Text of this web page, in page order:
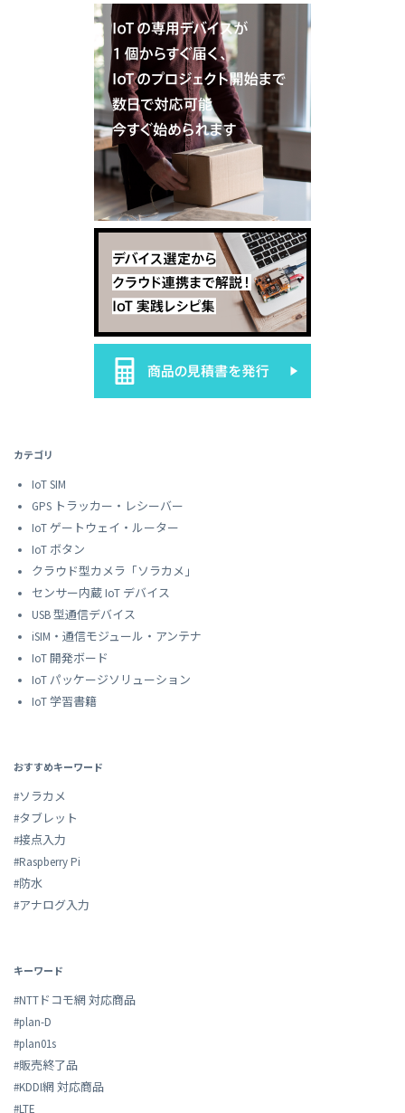
カテゴリ
IoT SIM
GPS トラッカー・レシーバー
IoT ゲートウェイ・ルーター
IoT ボタン
クラウド型カメラ「ソラカメ」
センサー内蔵 IoT デバイス
USB 型通信デバイス
iSIM・通信モジュール・アンテナ
IoT 開発ボード
IoT パッケージソリューション
IoT 学習書籍
おすすめキーワード
#ソラカメ
#タブレット
#接点入力
#Raspberry Pi
#防水
#アナログ入力
キーワード
#NTTドコモ網 対応商品
#plan-D
#plan01s
#販売終了品
#KDDI網 対応商品
#LTE